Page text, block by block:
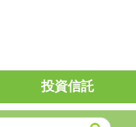
投資信託